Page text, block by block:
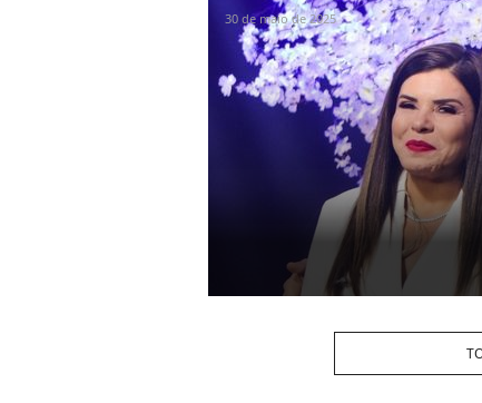
30 de maio de 2025